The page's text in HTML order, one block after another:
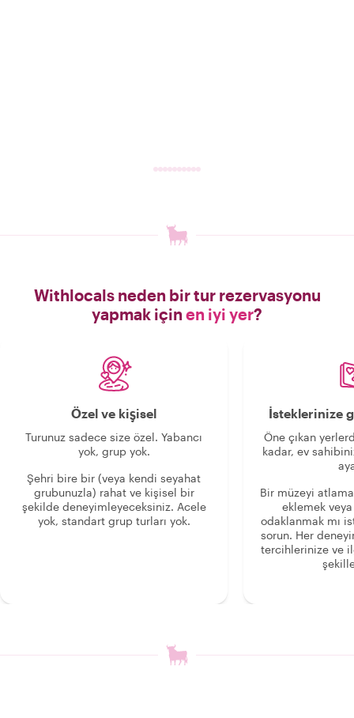
Withlocals neden bir tur rezervasyonu
yapmak için en iyi yer?
Özel ve kişisel
Turunuz sadece size özel. Yabancı
yok, grup yok.
Şehri bire bir (veya kendi seyahat
grubunuzla) rahat ve kişisel bir
şekilde deneyimleyeceksiniz. Acele
yok, standart grup turları yok.
İsteklerinize
Öne çıkan
kadar, ev
Bir müzeyi
eklemek
odaklanmak mı
sorun. Her
tercihlerinize ve